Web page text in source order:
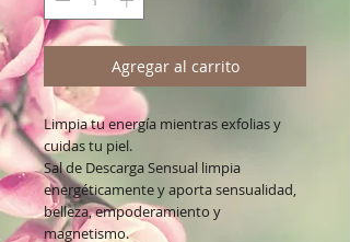
Agregar al carrito
Limpia tu energía mientras exfolias y
cuidas tu piel.
Sal de Descarga Sensual limpia
energéticamente y aporta sensualidad,
belleza, empoderamiento y
magnetismo.